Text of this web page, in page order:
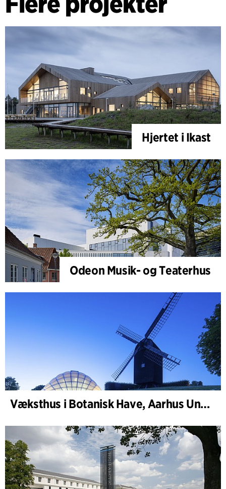
Hjertet i Ikast
Odeon Musik- og Teaterhus
Væksthus i Botanisk Have, Aarhus Universitet